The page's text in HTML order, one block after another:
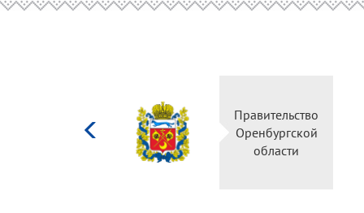
культуры
Российской
Правительство
Оренбургской
области